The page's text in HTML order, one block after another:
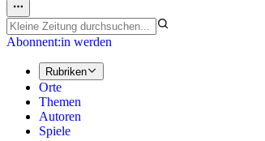
Abonnent:in werden
Rubriken
Orte
Themen
Autoren
Spiele